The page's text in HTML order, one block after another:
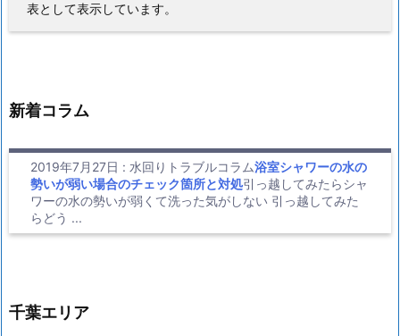
表として表示しています。
新着コラム
2019年7月27日 : 水回りトラブルコラム浴室シャワーの水の
勢いが弱い場合のチェック箇所と対処引っ越してみたらシャ
ワーの水の勢いが弱くて洗った気がしない 引っ越してみた
らどう ...
千葉エリア